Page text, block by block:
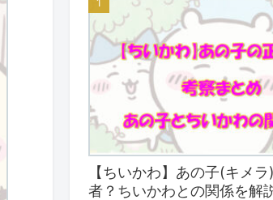
【ちいかわ】あの子(キメ
者？ちいかわとの関係を解